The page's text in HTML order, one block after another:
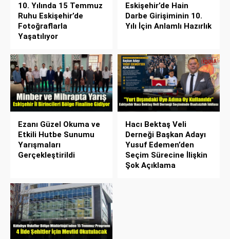
10. Yılında 15 Temmuz
Ruhu Eskişehir’de
Fotoğraflarla
Yaşatılıyor
Eskişehir’de Hain
Darbe Girişiminin 10.
Yılı İçin Anlamlı Hazırlık
Ezanı Güzel Okuma ve
Etkili Hutbe Sunumu
Yarışmaları
Gerçekleştirildi
Hacı Bektaş Veli
Derneği Başkan Adayı
Yusuf Edemen’den
Seçim Sürecine İlişkin
Şok Açıklama